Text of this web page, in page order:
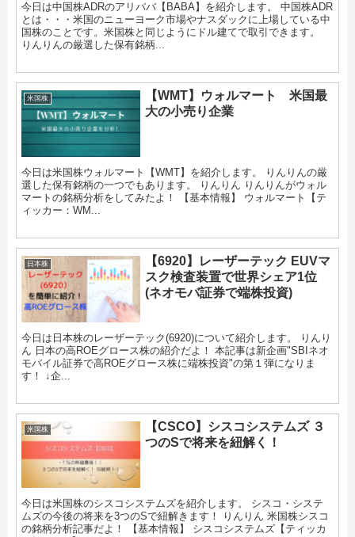
今日は中国株ADRのアリババ【BABA】を紹介します。 中国株ADR
とは・・・米国のニューヨーク市場やナスダックに上場している中
国株のことです。米国株と同じようにドル建てで取引できます。
りんりんの厳選した保有銘柄...
米国株
【WMT】ウォルマート 米国最
大の小売り企業
今日は米国株ウォルマート【WMT】を紹介します。 りんりんの厳
選した保有銘柄の一つでもあります。 りんりん りんりんがウォル
マートの銘柄分析をしてみたよ！ 【基本情報】 ウォルマート【テ
ィッカー：WM...
日本株
【6920】レーザーテック EUVマ
スク検査装置で世界シェア1位
(ネオモバ証券で端株投資)
今日は日本株のレーザーテック(6920)について紹介します。 りんり
ん 日本の高ROEグロース株の紹介だよ！ 本記事は新企画"SBIネオ
モバイル証券で高ROEグロース株に端株投資"の第１弾になりま
す！ ↓企...
米国株
【CSCO】シスコシステムズ ３
つのSで将来を紐解く！
今日は米国株のシスコシステムズを紹介します。 シスコ・システ
ムズの今後の将来を3つのSで紐解きます！ りんりん 米国株シスコ
の銘柄分析記事だよ！ 【基本情報】 シスコシステムズ【ティッカ